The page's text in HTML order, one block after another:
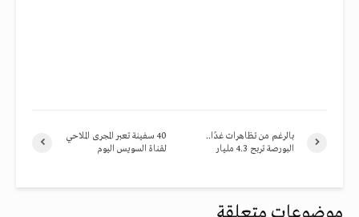
40 سفينة تعبر المجرى الملاحي
لقناة السويس اليوم
بالرغم من تظاهرات غدًا..
البورصة تربح 4.3 مليار